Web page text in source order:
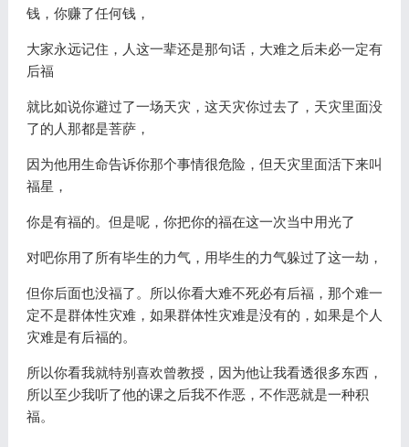
钱，你赚了任何钱，
大家永远记住，人这一辈还是那句话，大难之后未必一定有
后福
就比如说你避过了一场天灾，这天灾你过去了，天灾里面没
了的人那都是菩萨，
因为他用生命告诉你那个事情很危险，但天灾里面活下来叫
福星，
你是有福的。但是呢，你把你的福在这一次当中用光了
对吧你用了所有毕生的力气，用毕生的力气躲过了这一劫，
但你后面也没福了。所以你看大难不死必有后福，那个难一
定不是群体性灾难，如果群体性灾难是没有的，如果是个人
灾难是有后福的。
所以你看我就特别喜欢曾教授，因为他让我看透很多东西，
所以至少我听了他的课之后我不作恶，不作恶就是一种积
福。